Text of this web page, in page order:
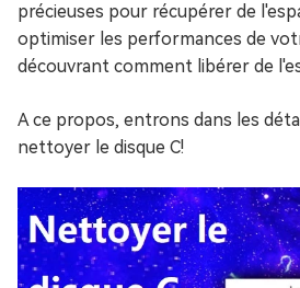
précieuses pour récupérer de
optimiser les performances de
découvrant comment libérer de
A ce propos, entrons dans les
nettoyer le disque C!